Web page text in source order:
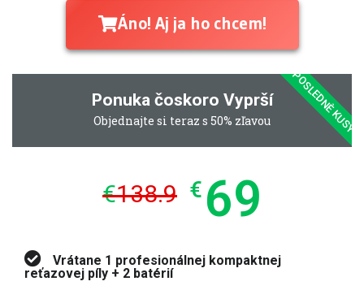
Áno! Aj ja ho chcem!
Ponuka čoskoro Vyprší
Objednajte si teraz s 50% zľavou
€138.9 € 69
Vrátane 1 profesionálnej kompaktnej
reťazovej píly + 2 batérií
POSLEDNÈ KUSY